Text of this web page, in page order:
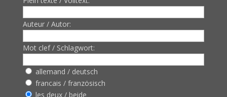
Auteur / Autor:
Mot clef / Schlagwort:
allemand / deutsch
francais / französisch
les deux / beide